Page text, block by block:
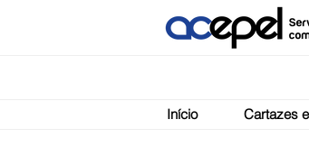
Início Cartazes